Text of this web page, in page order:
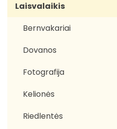
Laisvalaikis
Bernvakariai
Dovanos
Fotografija
Kelionės
Riedlentės